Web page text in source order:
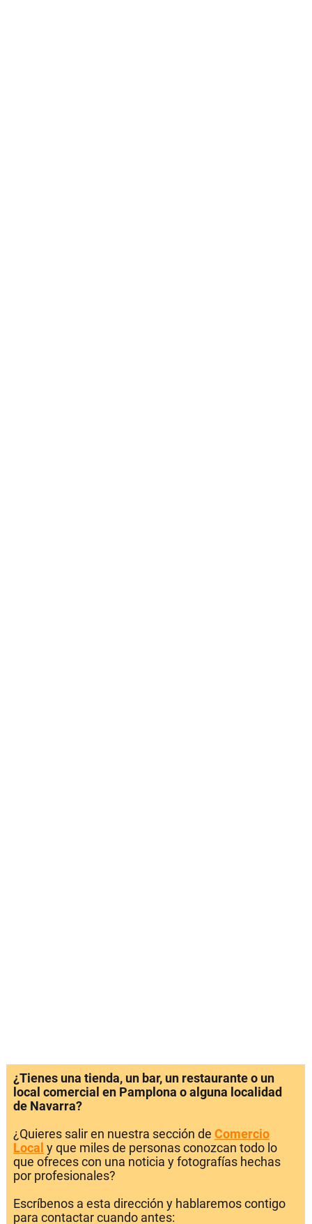
¿Tienes una tienda, un bar, un restaurante o un
local comercial en Pamplona o alguna localidad
de Navarra?
¿Quieres salir en nuestra sección de Comercio
Local y que miles de personas conozcan todo lo
que ofreces con una noticia y fotografías hechas
por profesionales?
Escríbenos a esta dirección y hablaremos contigo
para contactar cuando antes: